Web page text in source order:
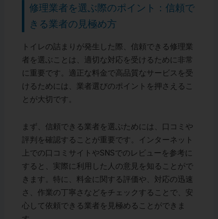
修理業者を選ぶ際のポイント：信頼で
きる業者の見極め方
トイレの詰まりが発生した際、信頼できる修理業
者を選ぶことは、適切な対応を受けるために非常
に重要です。適正な料金で高品質なサービスを受
けるためには、業者選びのポイントを押さえるこ
とが大切です。
まず、信頼できる業者を選ぶためには、口コミや
評判を確認することが重要です。インターネット
上での口コミサイトやSNSでのレビューを参考に
すると、実際に利用した人の意見を知ることがで
きます。特に、料金に関する評価や、対応の迅速
さ、作業の丁寧さなどをチェックすることで、安
心して依頼できる業者を見極めることができま